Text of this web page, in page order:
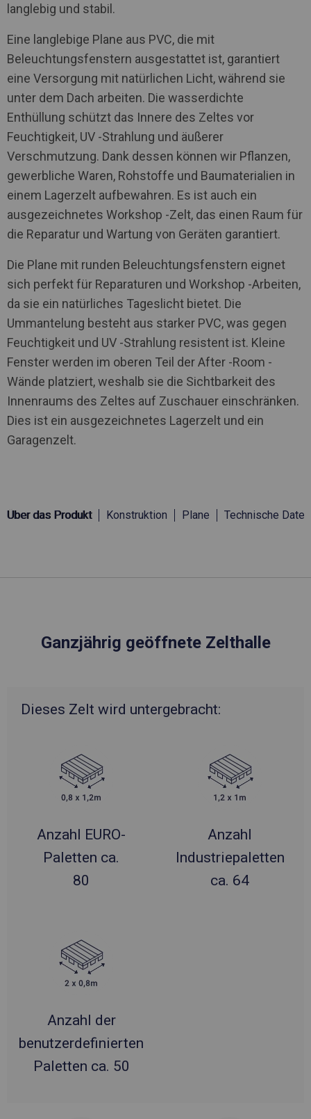
langlebig und stabil.
Eine langlebige Plane aus PVC, die mit
Beleuchtungsfenstern ausgestattet ist, garantiert
eine Versorgung mit natürlichen Licht, während sie
unter dem Dach arbeiten. Die wasserdichte
Enthüllung schützt das Innere des Zeltes vor
Feuchtigkeit, UV -Strahlung und äußerer
Verschmutzung. Dank dessen können wir Pflanzen,
gewerbliche Waren, Rohstoffe und Baumaterialien in
einem Lagerzelt aufbewahren. Es ist auch ein
ausgezeichnetes Workshop -Zelt, das einen Raum für
die Reparatur und Wartung von Geräten garantiert.
Die Plane mit runden Beleuchtungsfenstern eignet
sich perfekt für Reparaturen und Workshop -Arbeiten,
da sie ein natürliches Tageslicht bietet. Die
Ummantelung besteht aus starker PVC, was gegen
Feuchtigkeit und UV -Strahlung resistent ist. Kleine
Fenster werden im oberen Teil der After -Room -
Wände platziert, weshalb sie die Sichtbarkeit des
Innenraums des Zeltes auf Zuschauer einschränken.
Dies ist ein ausgezeichnetes Lagerzelt und ein
Garagenzelt.
Über das Produkt Konstruktion Plane Technische Daten
Ganzjährig geöffnete Zelthalle
Dieses Zelt wird untergebracht:
Anzahl EURO-
Paletten ca.
80
Anzahl
Industriepaletten
ca. 64
Anzahl der
benutzerdefinierten
Paletten ca. 50